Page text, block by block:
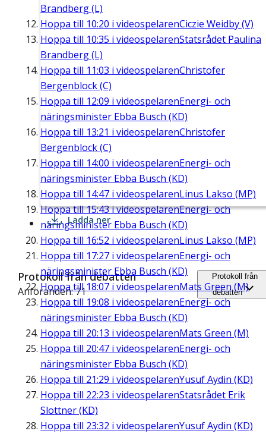
Brandberg (L)
Hoppa till 10:20 i videospelarenCiczie Weidby (V)
Hoppa till 10:35 i videospelarenStatsrådet Paulina
Brandberg (L)
Hoppa till 11:03 i videospelarenChristofer
Bergenblock (C)
Hoppa till 12:09 i videospelarenEnergi- och
näringsminister Ebba Busch (KD)
Hoppa till 13:21 i videospelarenChristofer
Bergenblock (C)
Hoppa till 14:00 i videospelarenEnergi- och
näringsminister Ebba Busch (KD)
Hoppa till 14:47 i videospelarenLinus Lakso (MP)
Hoppa till15:43i videospelarenEnergi- och
näringsminister Ebba Busch (KD)
Hoppa till 16:52 i videospelarenLinus Lakso (MP)
Hoppa till 17:27 i videospelarenEnergi- och
näringsminister Ebba Busch (KD)
Hoppa till 18:07 i videospelarenMats Green (M)
Hoppa till 19:08 i videospelarenEnergi- och
näringsminister Ebba Busch (KD)
Hoppa till 20:13 i videospelarenMats Green (M)
Hoppa till 20:47 i videospelarenEnergi- och
näringsminister Ebba Busch (KD)
Hoppa till 21:29 i videospelarenYusuf Aydin (KD)
Hoppa till 22:23 i videospelarenStatsrådet Erik
Slottner (KD)
Hoppa till 23:32 i videospelarenYusuf Aydin (KD)
Ladda ner
Protokoll från debatten
Anföranden: 71
Protokoll från
debatten